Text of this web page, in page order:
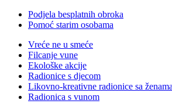
Podjela besplatnih obroka
Pomoć starim osobama
Vreće ne u smeće
Filcanje vune
Ekološke akcije
Radionice s djecom
Likovno-kreativne radionice sa ženama
Radionica s vunom